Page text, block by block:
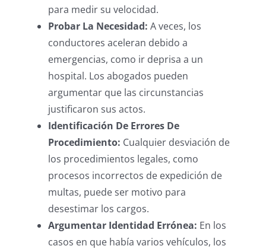
para medir su velocidad.
Probar La Necesidad: A veces, los
conductores aceleran debido a
emergencias, como ir deprisa a un
hospital. Los abogados pueden
argumentar que las circunstancias
justificaron sus actos.
Identificación De Errores De
Procedimiento: Cualquier desviación de
los procedimientos legales, como
procesos incorrectos de expedición de
multas, puede ser motivo para
desestimar los cargos.
Argumentar Identidad Errónea: En los
casos en que había varios vehículos, los